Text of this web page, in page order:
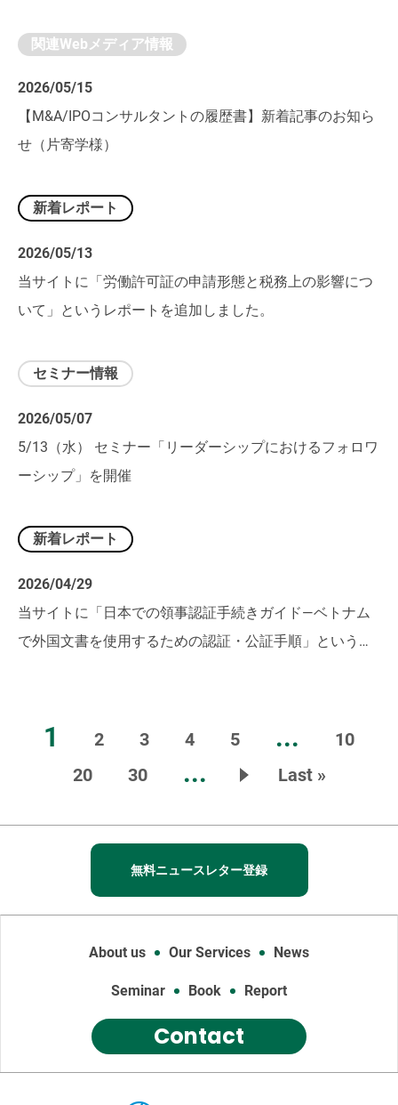
関連Webメディア情報
2026/05/15
【M&A/IPOコンサルタントの履歴書】新着記事のお知ら
せ（片寄学様）
新着レポート
2026/05/13
当サイトに「労働許可証の申請形態と税務上の影響につ
いて」というレポートを追加しました。
セミナー情報
2026/05/07
5/13（水） セミナー「リーダーシップにおけるフォロワ
ーシップ」を開催
新着レポート
2026/04/29
当サイトに「日本での領事認証手続きガイド―ベトナム
で外国文書を使用するための認証・公証手順」というレ
1 2 3 4 5 ...
10
20
30 ... Last »
無料ニュースレター登録
About us Our Services News
Seminar Book Report
Contact